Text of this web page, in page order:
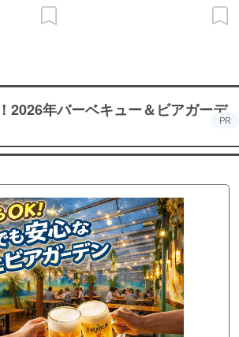
2026年バーベキュー＆ビアガーデ
PR